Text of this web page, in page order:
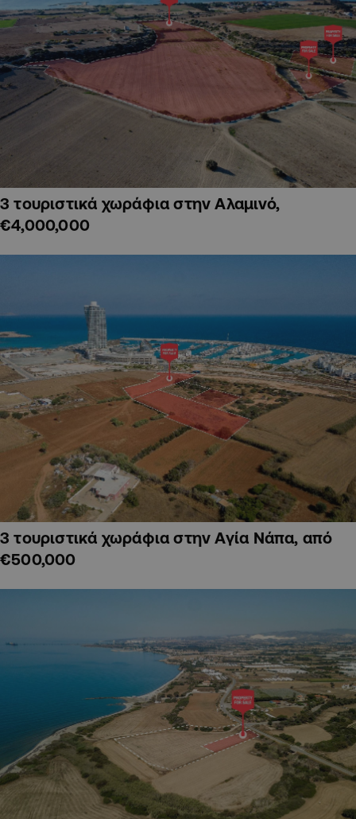
3 τουριστικά χωράφια στην Αλαμινό,
€4,000,000
3 τουριστικά χωράφια στην Αγία Νάπα, από
€500,000